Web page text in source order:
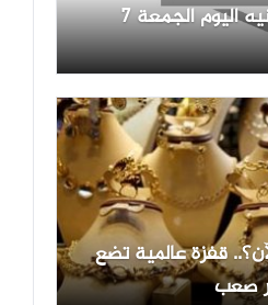
سعر الدولار أمام الجنيه اليوم الجمعة 7
قفزة عالمية تضع
صعب